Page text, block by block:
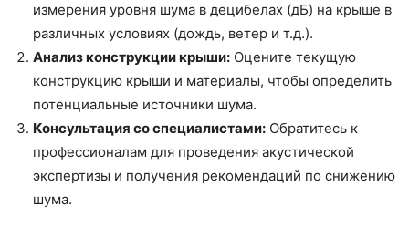
измерения уровня шума в децибелах (дБ) на крыше в
различных условиях (дождь, ветер и т.д.).
Анализ конструкции крыши: Оцените текущую
конструкцию крыши и материалы, чтобы определить
потенциальные источники шума.
Консультация со специалистами: Обратитесь к
профессионалам для проведения акустической
экспертизы и получения рекомендаций по снижению
шума.